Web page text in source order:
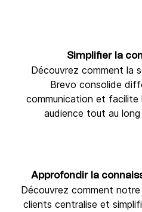
Simplifier la
Découvrez comment la
Brevo consolide
communication et facilite
audience tout au
Approfondir la
Découvrez comment
clients centralise et